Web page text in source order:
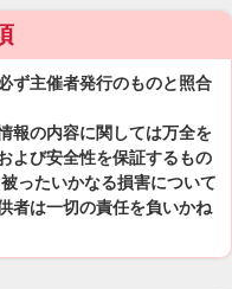
ず主催者発行のものと照合
報の内容に関しては万全を
よび安全性を保証するもの
ったいかなる損害について
者は一切の責任を負いかね